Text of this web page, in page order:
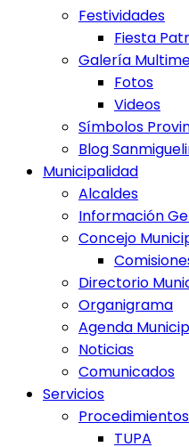
Festividades
Fiesta
Galería
Fotos
Videos
Símbolos
Blog
Municipalidad
Alcaldes
Información
Concejo
Directorio
Organigrama
Agenda
Noticias
Comunicados
Servicios
TUPA